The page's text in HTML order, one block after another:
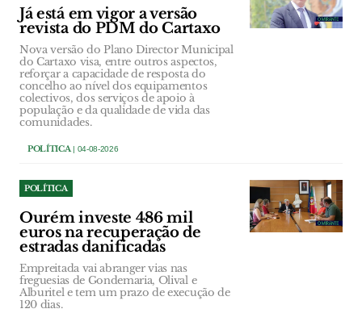
Já está em vigor a versão
revista do PDM do Cartaxo
Nova versão do Plano Director Municipal
do Cartaxo visa, entre outros aspectos,
reforçar a capacidade de resposta do
concelho ao nível dos equipamentos
colectivos, dos serviços de apoio à
população e da qualidade de vida das
comunidades.
POLÍTICA| 04-08-2026
POLÍTICA
Ourém investe 486 mil
euros na recuperação de
estradas danificadas
Empreitada vai abranger vias nas
freguesias de Gondemaria, Olival e
Alburitel e tem um prazo de execução de
120 dias.